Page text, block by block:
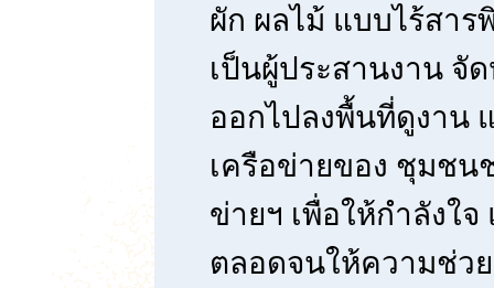
ผัก ผลไม้ แบบไร้สา
เป็นผู้ประสานงาน จั
ออกไปลงพื้นที่ดูงาน
เครือข่ายของ ชุมชน
ข่ายฯ เพื่อให้กำลังใ
ตลอดจนให้ความช่ว